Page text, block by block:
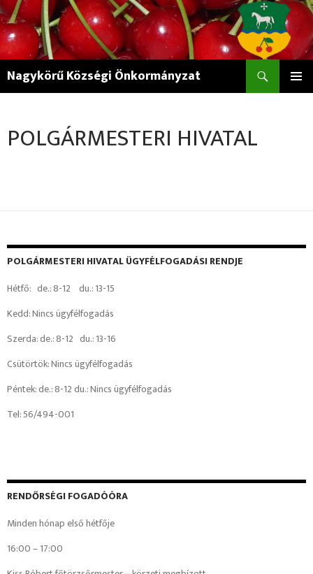
Nagykörű Községi Önkormányzat
POLGÁRMESTERI HIVATAL
POLGÁRMESTERI HIVATAL ÜGYFÉLFOGADÁSI RENDJE
Hétfő: de.: 8-12 du.: 13-15
Kedd: Nincs ügyfélfogadás
Szerda: de.: 8-12 du.: 13-16
Csütörtök: Nincs ügyfélfogadás
Péntek: de.: 8-12 du.: Nincs ügyfélfogadás
Tel: 56/494-001
RENDŐRSÉGI FOGADÓÓRA
Minden hónap első hétfője
16:00 – 17:00